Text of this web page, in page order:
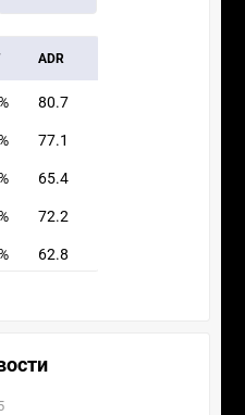
ADR
80.7
77.1
65.4
72.2
62.8